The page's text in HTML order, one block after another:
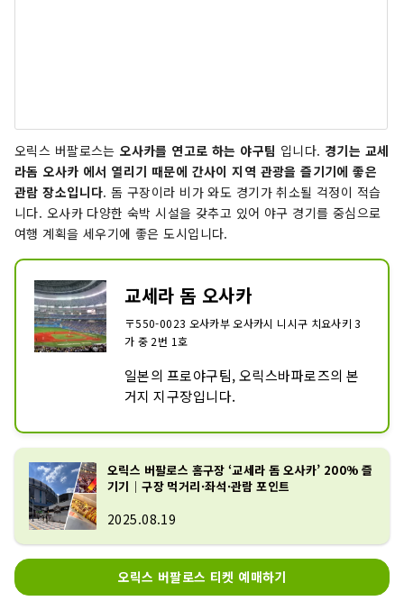
오릭스 버팔로스는 오사카를 연고로 하는 야구팀 입니다. 경기는 교세
라돔 오사카 에서 열리기 때문에 간사이 지역 관광을 즐기기에 좋은
관람 장소입니다. 돔 구장이라 비가 와도 경기가 취소될 걱정이 적습
니다. 오사카 다양한 숙박 시설을 갖추고 있어 야구 경기를 중심으로
여행 계획을 세우기에 좋은 도시입니다.
교세라 돔 오사카
〒550-0023 오사카부 오사카시 니시구 치요사키 3
가 중 2번 1호
일본의 프로야구팀, 오릭스바파로즈의 본
거지 지구장입니다.
오릭스 버팔로스 홈구장 ‘교세라 돔 오사카’ 200% 즐
기기｜구장 먹거리·좌석·관람 포인트
2025.08.19
오릭스 버팔로스 티켓 예매하기